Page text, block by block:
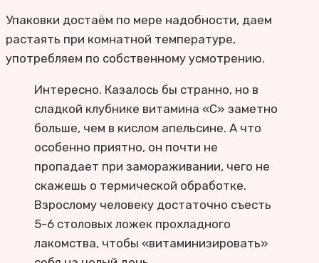
Упаковки достаём по мере надобности, даем
растаять при комнатной температуре,
употребляем по собственному усмотрению.
Интересно. Казалось бы странно, но в
сладкой клубнике витамина «С» заметно
больше, чем в кислом апельсине. А что
особенно приятно, он почти не
пропадает при замораживании, чего не
скажешь о термической обработке.
Взрослому человеку достаточно съесть
5-6 столовых ложек прохладного
лакомства, чтобы «витаминизировать»